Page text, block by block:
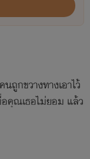
ถูกขวางทางเอาไว้
อคุณเธอไม่ยอม แล้ว